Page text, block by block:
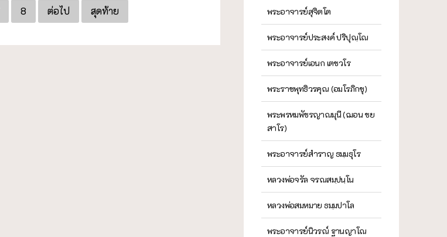
8 ต่อไป สุดท้าย พระอาจารย์สุจิตโต
พระอาจารย์ประสงค์ ปริปุณฺโณ
พระอาจารย์เอนก เตชวโร
พระราชพุทธิวรคุณ (อมโรภิกขุ)
พระพรหมพัชรญาณมุนี (ฌอน ชย
สาโร)
พระอาจารย์สำราญ ธมฺมธุโร
หลวงพ่อจรัล จรณสมฺปนฺโน
หลวงพ่อสมหมาย ธมฺมปาโล
พระอาจารย์นิวรณ์ ฐานญาโณ